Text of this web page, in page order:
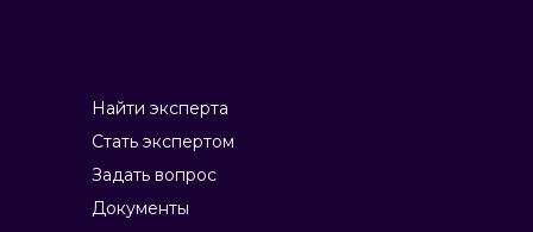
Найти эксперта
Стать экспертом
Задать вопрос
Документы